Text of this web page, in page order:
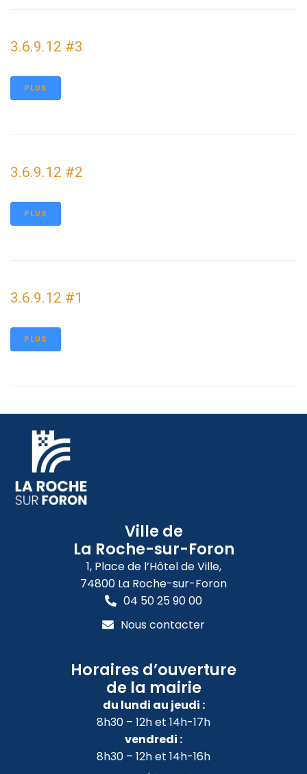
3.6.9.12 #3
PLUS
3.6.9.12 #2
PLUS
3.6.9.12 #1
PLUS
Ville de
La Roche-sur-Foron
1, Place de l’Hôtel de Ville,
74800 La Roche-sur-Foron
04 50 25 90 00
Nous contacter
Horaires d’ouverture
de la mairie
du lundi au jeudi :
8h30 – 12h et 14h-17h
vendredi :
8h30 – 12h et 14h-16h